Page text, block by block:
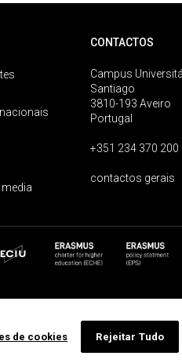
CONTACTOS
Campus
Santiago
3810-193 Aveiro
Portugal
+351 234 370 200
contactos gerais
de cookies Rejeitar Tudo